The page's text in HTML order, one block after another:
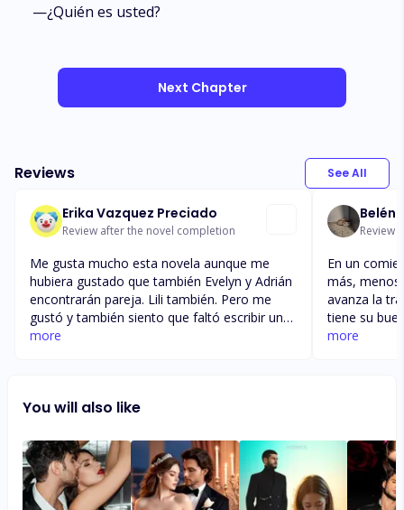
—¿Quién es usted?
Next Chapter
Reviews See All
Erika Vazquez Preciado
Review after the novel completion
Me gusta mucho esta novela aunque me
hubiera gustado que también Evelyn y Adrián
encontrarán pareja. Lili también. Pero me
gustó y también siento que faltó escribir un
poco acerca de la carta que le escribió
verdes. Me los imaginaba en mi mente y su
anocela. Es como una película en mi mente
jejeje eso me gusta mucho
more
Belén
Review
En un
más,
avanza la
tiene su
con
aunque
personajes,
more
You will also like